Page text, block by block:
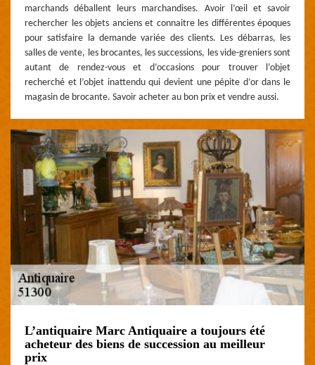
marchands déballent leurs marchandises. Avoir l’œil et savoir
rechercher les objets anciens et connaitre les différentes époques
pour satisfaire la demande variée des clients. Les débarras, les
salles de vente, les brocantes, les successions, les vide-greniers sont
autant de rendez-vous et d’occasions pour trouver l’objet
recherché et l’objet inattendu qui devient une pépite d’or dans le
magasin de brocante. Savoir acheter au bon prix et vendre aussi.
L’antiquaire Marc Antiquaire a toujours été
acheteur des biens de succession au meilleur
prix